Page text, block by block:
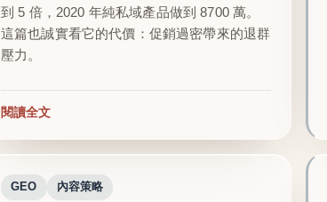
到 5 倍，2020 年純私域產品做到 8700 萬。
這篇也誠實看它的代價：促銷過密帶來的退群
壓力。
閱讀全文
GEO 內容策略